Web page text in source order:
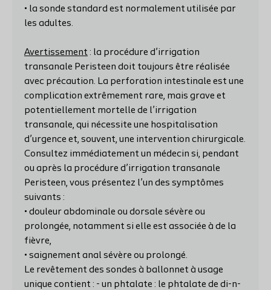
• la sonde standard est normalement utilisée par
les adultes.
Avertissement : la procédure d’irrigation
transanale Peristeen doit toujours être réalisée
avec précaution. La perforation intestinale est une
complication extrêmement rare, mais grave et
potentiellement mortelle de l’irrigation
transanale, qui nécessite une hospitalisation
d’urgence et, souvent, une intervention chirurgicale.
Consultez immédiatement un médecin si, pendant
ou après la procédure d’irrigation transanale
Peristeen, vous présentez l’un des symptômes
suivants :
• douleur abdominale ou dorsale sévère ou
prolongée, notamment si elle est associée à de la
fièvre,
• saignement anal sévère ou prolongé.
Le revêtement des sondes à ballonnet à usage
unique contient : - un phtalate : le phtalate de di-n-